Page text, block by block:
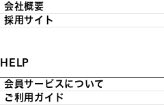
会社概要
採用サイト
HELP
会員サービスについて
ご利用ガイド